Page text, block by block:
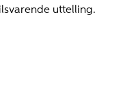
uttelling.